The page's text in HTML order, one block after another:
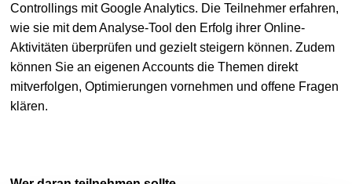
Controllings mit Google Analytics. Die Teilnehmer erfahren,
wie sie mit dem Analyse-Tool den Erfolg ihrer Online-
Aktivitäten überprüfen und gezielt steigern können. Zudem
können Sie an eigenen Accounts die Themen direkt
mitverfolgen, Optimierungen vornehmen und offene Fragen
klären.